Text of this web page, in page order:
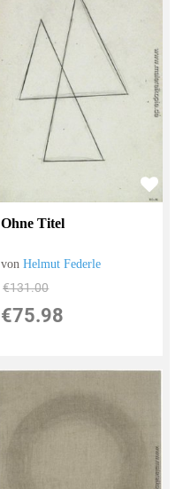
Ohne Titel
vonHelmut Federle
€131.00
€75.98